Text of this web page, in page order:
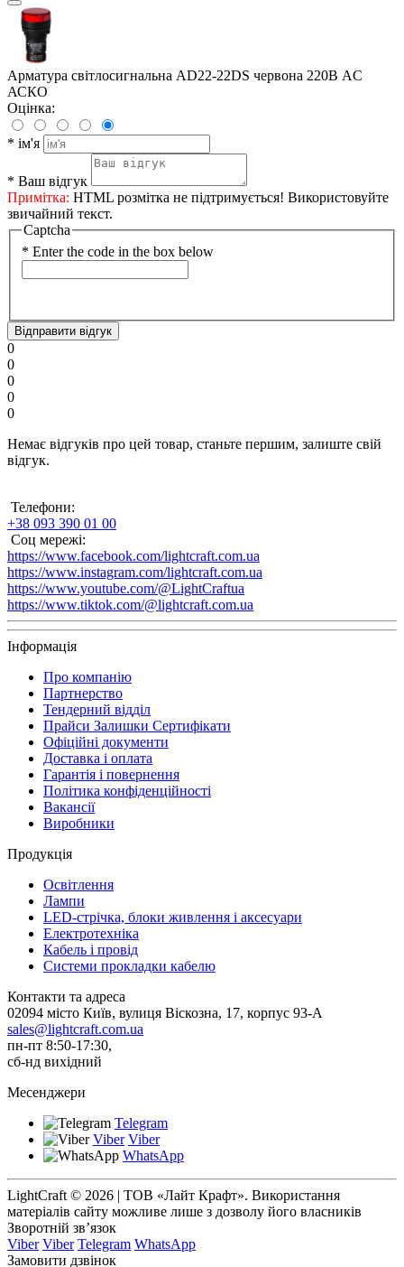
Арматура світлосигнальна AD22-22DS червона 220В AC
АСКО
Оцінка:
* ім'я
* Ваш відгук
Примітка: HTML розмітка не підтримується! Використовуйте
звичайний текст.
Captcha
* Enter the code in the box below
Відправити відгук
0
0
0
0
0
Немає відгуків про цей товар, станьте першим, залиште свій
відгук.
Телефони:
+38 093 390 01 00
Соц мережі:
https://www.facebook.com/lightcraft.com.ua
https://www.instagram.com/lightcraft.com.ua
https://www.youtube.com/@LightCraftua
https://www.tiktok.com/@lightcraft.com.ua
Інформація
Про компанію
Партнерство
Тендерний відділ
Прайси Залишки Сертифікати
Офіційні документи
Доставка і оплата
Гарантія і повернення
Політика конфіденційності
Вакансії
Виробники
Продукція
Освітлення
Лампи
LED-стрічка, блоки живлення і аксесуари
Електротехніка
Кабель і провід
Системи прокладки кабелю
Контакти та адреса
02094 місто Київ, вулиця Віскозна, 17, корпус 93-А
sales@lightcraft.com.ua
пн-пт 8:50-17:30,
сб-нд вихідний
Месенджери
Telegram
Viber Viber
WhatsApp
LightCraft © 2026 | ТОВ «Лайт Крафт». Використання
матеріалів сайту можливе лише з дозволу його власників
Зворотній зв’язок
Viber Viber Telegram WhatsApp
Замовити дзвінок